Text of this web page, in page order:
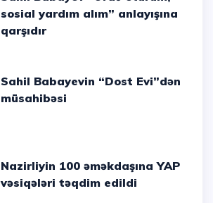
sosial yardım alım” anlayışına
qarşıdır
Sahil Babayevin “Dost Evi”dən
müsahibəsi
Nazirliyin 100 əməkdaşına YAP
vəsiqələri təqdim edildi